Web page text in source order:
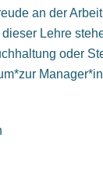
an der
Lehre
oder